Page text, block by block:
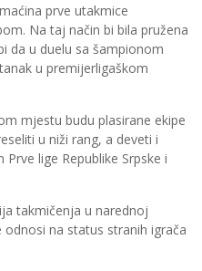
prve utakmice
Na taj način bi bila pružena
da u duelu sa šampionom
u premijerligaškom
mjestu budu plasirane ekipe
u niži rang, a deveti i
lige Republike Srpske i
takmičenja u narednoj
na status stranih igrača